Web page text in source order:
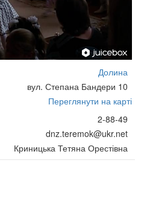
Долина
вул. Степана Бандери 10
Переглянути на карті
2-88-49
dnz.teremok@ukr.net
Криницька Тетяна Орестівна